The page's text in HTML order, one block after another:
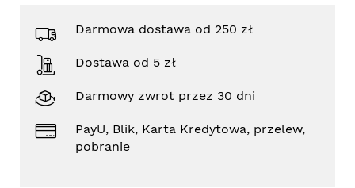
Darmowa dostawa od 250 zł
Dostawa od 5 zł
Darmowy zwrot przez 30 dni
PayU, Blik, Karta Kredytowa, przelew,
pobranie